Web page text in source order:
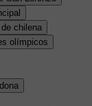
chilena
olímpicos